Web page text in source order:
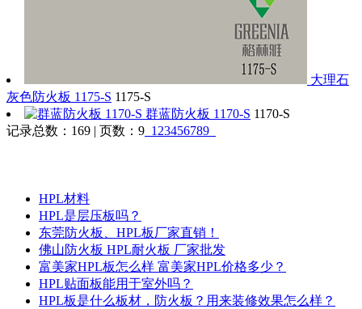
大理石
灰色防火板 1175-S 1175-S
群蓝防火板 1170-S 1170-S
记录总数：169 | 页数：9 1 23456789
HPL材料
HPL是层压板吗？
东莞防火板、HPL板厂家直销！
佛山防火板 HPL耐火板 厂家批发
富美家HPL板怎么样 富美家HPL价格多少？
HPL贴面板能用于室外吗？
HPL板是什么板材，防火板？用来装修效果怎么样？